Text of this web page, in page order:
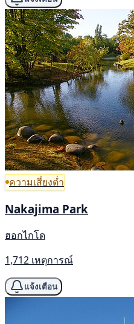
ความเสี่ยงต่ำ
Nakajima Park
ฮอกไกโด
1,712 เหตุการณ์
แจ้งเตือน